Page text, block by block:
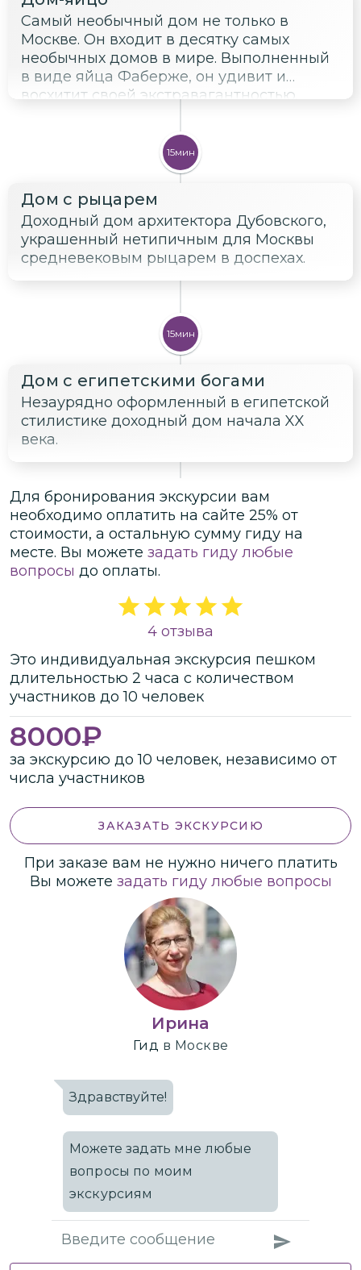
Самый необычный дом не только в
Москве. Он входит в десятку самых
необычных домов в мире. Выполненный
в виде яйца Фаберже, он удивит и
восхитит своей экстравагантностью.
15мин
Дом с рыцарем
Доходный дом архитектора Дубовского,
украшенный нетипичным для Москвы
средневековым рыцарем в доспехах.
15мин
Дом с египетскими богами
Незаурядно оформленный в египетской
стилистике доходный дом начала XX
века.
Для бронирования экскурсии вам
необходимо оплатить на сайте 25% от
стоимости, а остальную сумму гиду на
месте. Вы можете задать гиду любые
вопросы до оплаты.
4 отзыва
Это индивидуальная экскурсия пешком
длительностью 2 часа с количеством
участников до 10 человек
8000₽
за экскурсию до 10 человек, независимо от
числа участников
ЗАКАЗАТЬ ЭКСКУРСИЮ
При заказе вам не нужно ничего платить
Вы можете задать гиду любые вопросы
Ирина
Гид в Москве
Здравствуйте!
Можете задать мне любые
вопросы по моим
экскурсиям